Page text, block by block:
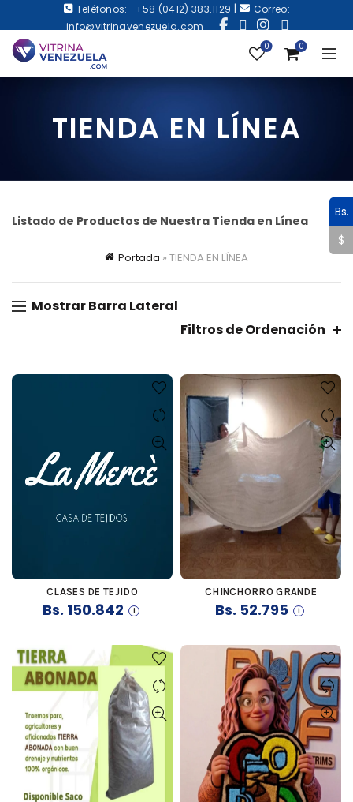
Teléfonos: +58 (0412) 383.1129 |
Correo:
info@vitrinavenezuela.com
0 0
TIENDA EN LÍNEA
Listado de Productos de Nuestra Tienda en Línea
Portada » TIENDA EN LÍNEA
Mostrar Barra Lateral
Filtros de Ordenación
COMPRAR
CLASES DE TEJIDO
Bs. 150.842
COMPRAR
CHINCHORRO GRANDE
Bs. 52.795
Bs.
$